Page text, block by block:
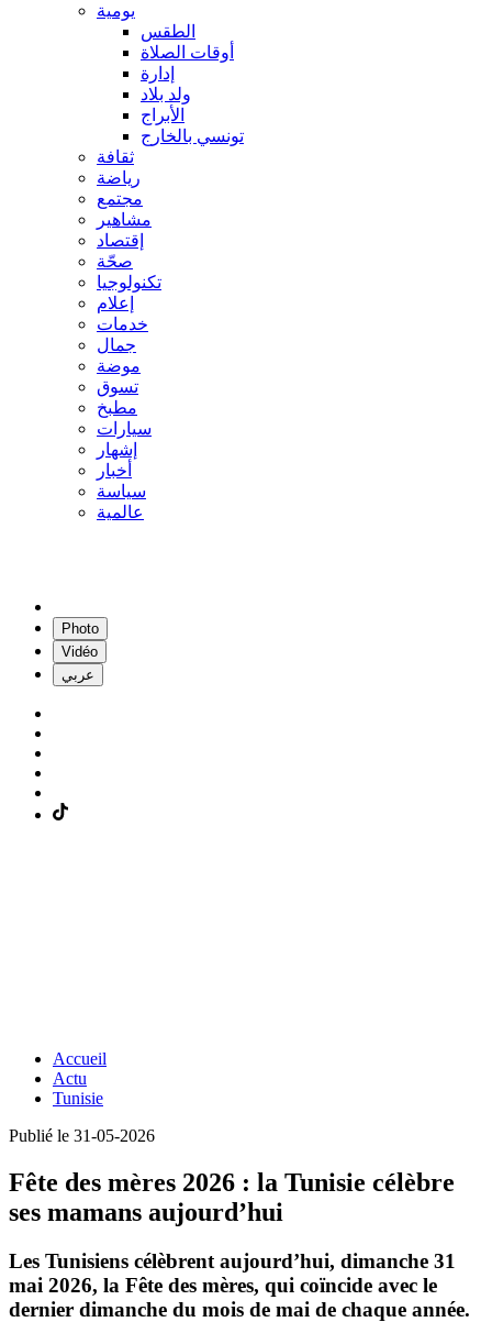
يومية
الطقس
أوقات الصلاة
إدارة
ولد بلاد
الأبراج
تونسي بالخارج
ثقافة
رياضة
مجتمع
مشاهير
إقتصاد
صحّة
تكنولوجيا
إعلام
خدمات
جمال
موضة
تسوق
مطبخ
سيارات
إشهار
أخبار
سياسة
عالمية
Photo
Vidéo
عربي
Accueil
Actu
Tunisie
Publié le 31-05-2026
Fête des mères 2026 : la Tunisie célèbre
ses mamans aujourd’hui
Les Tunisiens célèbrent aujourd’hui, dimanche 31
mai 2026, la Fête des mères, qui coïncide avec le
dernier dimanche du mois de mai de chaque année.